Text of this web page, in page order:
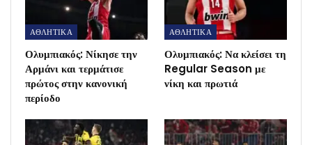
ΑΘΛΗΤΙΚΑ
Ολυμπιακός: Νίκησε την
Αρμάνι και τερμάτισε
πρώτος στην κανονική
περίοδο
ΑΘΛΗΤΙΚΑ
Ολυμπιακός: Να κλείσει τη
Regular Season με
νίκη και πρωτιά